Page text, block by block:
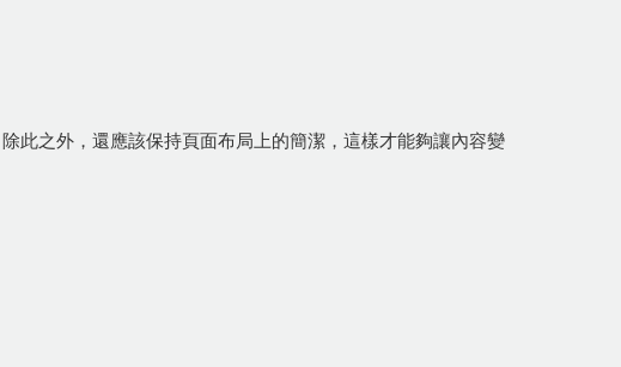
此之外，還應該保持頁面布局上的簡潔，這樣才能夠讓內容變